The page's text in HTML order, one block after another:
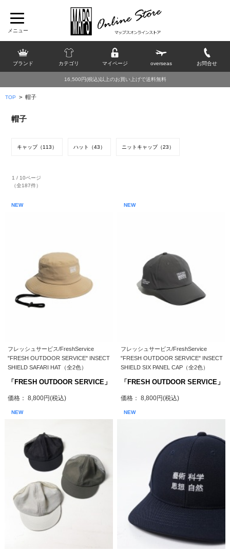
ブランド カテゴリ マイページ overseas お問合せ
16,500円(税込)以上のお買い上げで送料無料
TOP > 帽子
帽子
キャップ（113） ハット（43） ニットキャップ（23）
1 / 10ページ
（全187件）
NEW
フレッシュサービス/FreshService
"FRESH OUTDOOR SERVICE" INSECT
SHIELD SAFARI HAT（全2色）
「FRESH OUTDOOR SERVICE」
価格： 8,800円(税込)
NEW
フレッシュサービス/FreshService
"FRESH OUTDOOR SERVICE" INSECT
SHIELD SIX PANEL CAP（全2色）
「FRESH OUTDOOR SERVICE」
価格： 8,800円(税込)
NEW NEW